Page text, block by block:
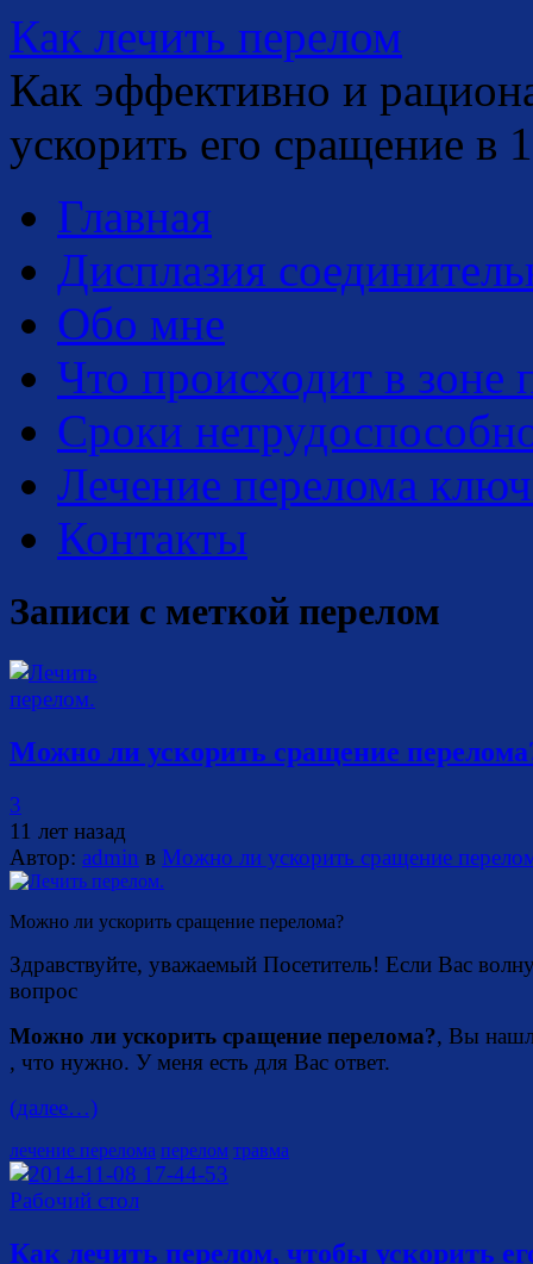
Как лечить перелом
Как эффективно и
ускорить его сращение в
Главная
Дисплазия
Обо мне
Что происходит в зоне
Сроки
Лечение перелома
Контакты
Записи с меткой перелом
Можно ли ускорить сращение
3
11 лет назад
Автор: admin в Можно ли ускорить сращение
Можно ли ускорить сращение перелома?
Здравствуйте, уважаемый Посетитель! Если Вас
вопрос
Можно ли ускорить сращение перелома?, Вы
, что нужно. У меня есть для Вас ответ.
(далее…)
лечение перелома перелом травма
Как лечить перелом, чтобы ускорить